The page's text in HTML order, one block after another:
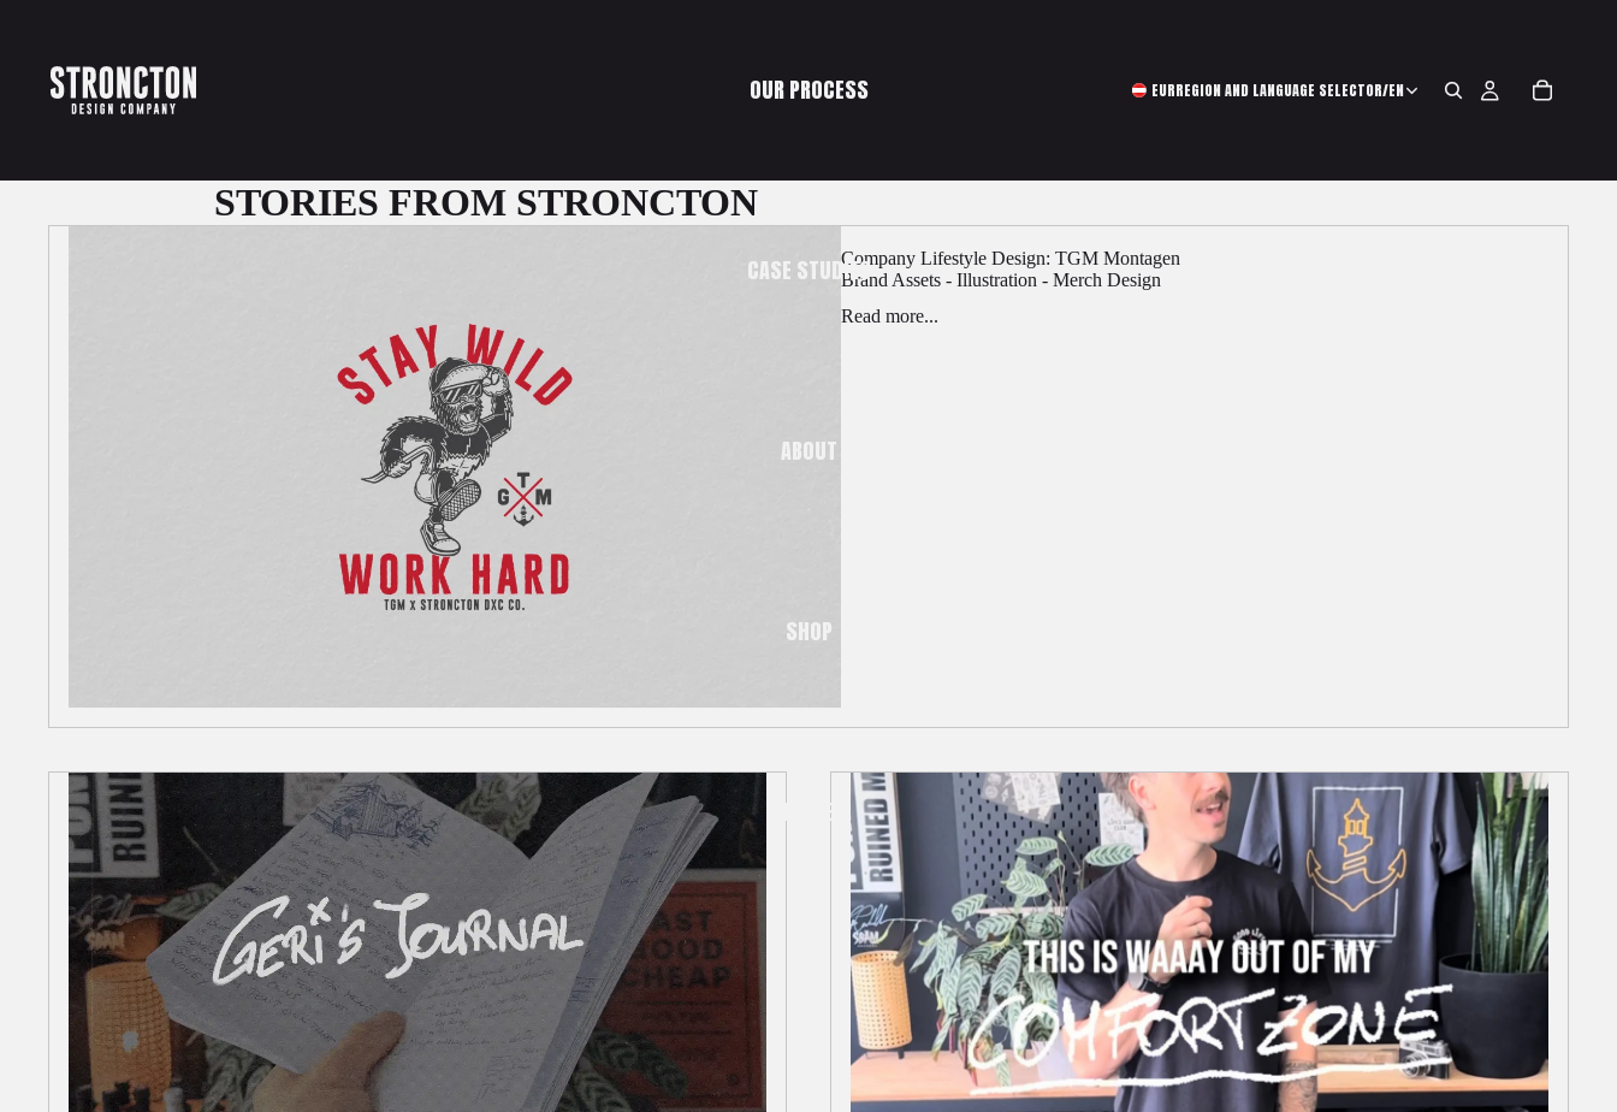
OUR PROCESS
CASE STUDIES
ABOUT
SHOP
MORE
EURREGION AND LANGUAGE SELECTOR/EN
STORIES FROM STRONCTON
Company Lifestyle Design: TGM Montagen
Brand Assets - Illustration - Merch Design
Read more...